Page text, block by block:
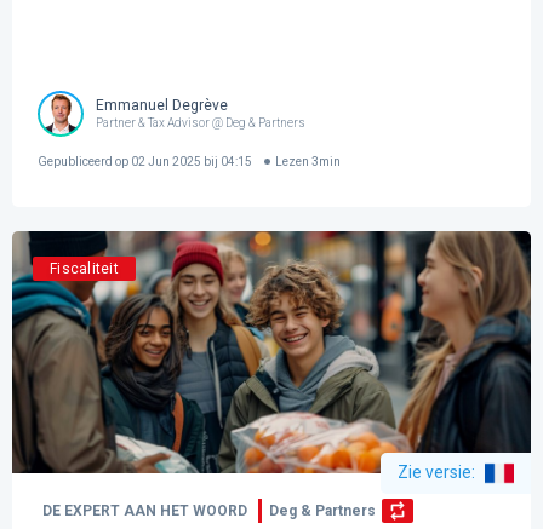
Emmanuel Degrève
Partner & Tax Advisor @ Deg & Partners
Gepubliceerd op 02 Jun 2025 bij 04:15 Lezen 3min
Fiscaliteit
Zie versie:
DE EXPERT AAN HET WOORD Deg & Partners